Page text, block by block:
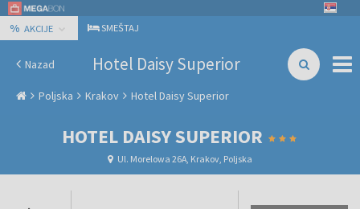
% AKCIJE SMEŠTAJ
Nazad Hotel Daisy Superior
Poljska Krakov Hotel Daisy Superior
HOTEL DAISY SUPERIOR
Ul. Morelowa 26A, Krakov, Poljska